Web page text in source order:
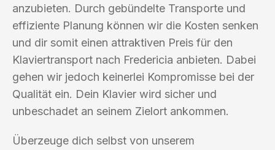
anzubieten. Durch gebündelte Transporte und
effiziente Planung können wir die Kosten senken
und dir somit einen attraktiven Preis für den
Klaviertransport nach Fredericia anbieten. Dabei
gehen wir jedoch keinerlei Kompromisse bei der
Qualität ein. Dein Klavier wird sicher und
unbeschadet an seinem Zielort ankommen.
Überzeuge dich selbst von unserem